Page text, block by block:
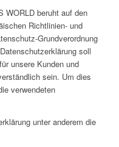
WORLD beruht auf den
Richtlinien- und
Grundverordnung
soll
unsere Kunden und
sein. Um dies
verwendeten
unter anderem die